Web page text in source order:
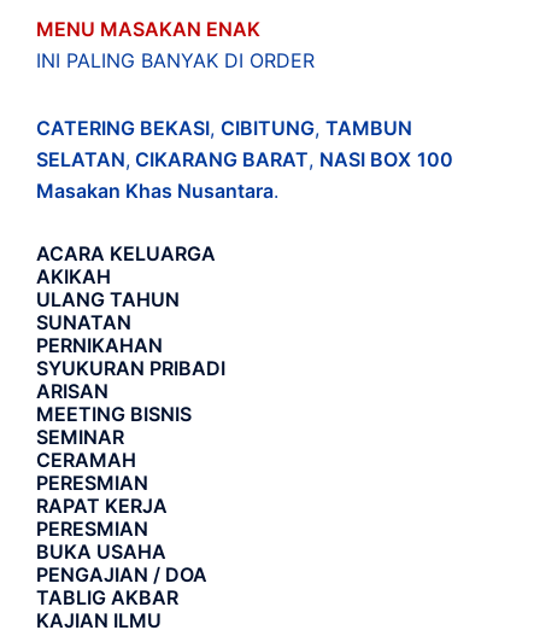
MENU MASAKAN ENAK
INI PALING BANYAK DI ORDER
CATERING BEKASI, CIBITUNG, TAMBUN
SELATAN, CIKARANG BARAT, NASI BOX 100
Masakan Khas Nusantara.
ACARA KELUARGA
AKIKAH
ULANG TAHUN
SUNATAN
PERNIKAHAN
SYUKURAN PRIBADI
ARISAN
MEETING BISNIS
SEMINAR
CERAMAH
PERESMIAN
RAPAT KERJA
PERESMIAN
BUKA USAHA
PENGAJIAN / DOA
TABLIG AKBAR
KAJIAN ILMU